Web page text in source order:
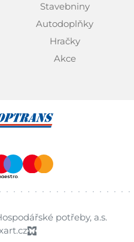
Stavebniny
Autodoplňky
Hračky
Akce
potřeby, a.s.